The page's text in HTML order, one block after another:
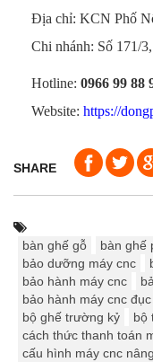
Địa chỉ: KCN Phố
Chi nhánh: Số 171/
Hotline: 0966 99 88
Website: https://
SHARE
bàn ghế gỗ bàn ghế
bảo dưỡng máy cnc
bảo hành máy cnc
bảo hành máy cnc
bộ ghế trường kỷ
bộ
cách thức thanh toán
cấu hình máy cnc